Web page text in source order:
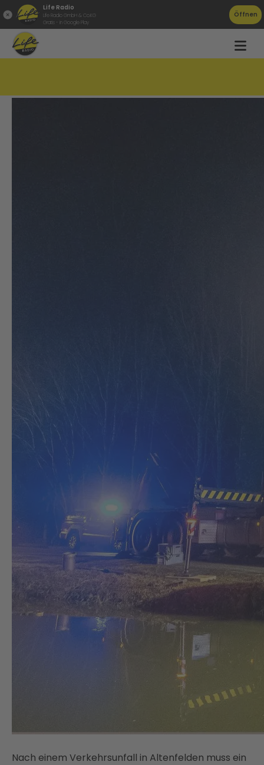
Life Radio
Life Radio GmbH & Co.KG
Gratis - in Google Play
Öffnen
Nach einem Verkehrsunfall in Altenfelden muss ein